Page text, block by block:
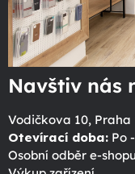
Navštiv nás
Vodičkova 10, Praha
Otevírací doba: Po
Osobní odběr e-shopu